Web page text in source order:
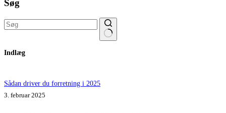
Søg
resultater
Indlæg
Sådan driver du forretning i 2025
3. februar 2025